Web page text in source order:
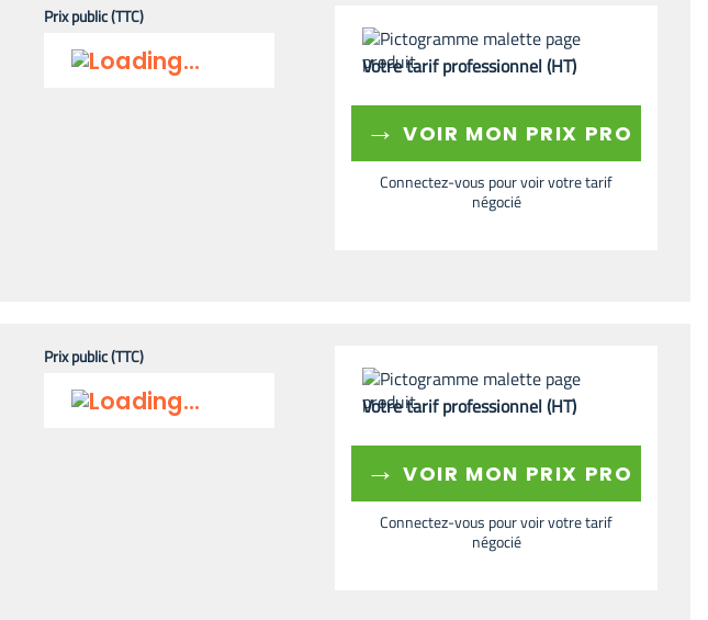
Prix public (TTC)
Votre tarif professionnel (HT)
→ VOIR MON PRIX PRO
Connectez-vous pour voir votre tarif
négocié
Prix public (TTC)
Votre tarif professionnel (HT)
→ VOIR MON PRIX PRO
Connectez-vous pour voir votre tarif
négocié